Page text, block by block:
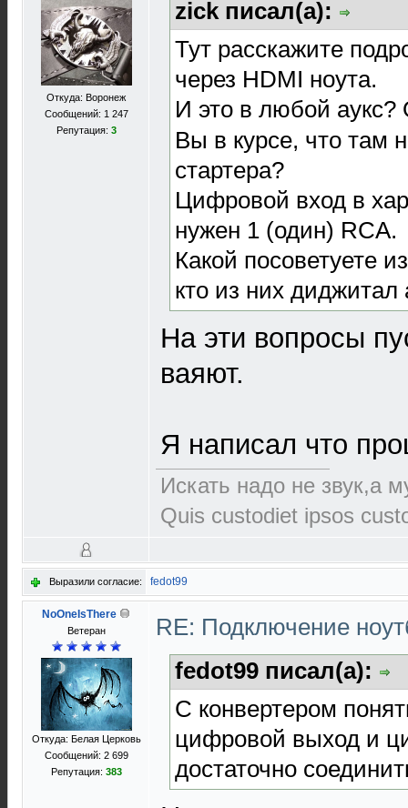
Откуда: Воронеж
Сообщений: 1 247
Репутация: 3
zick писал(а):
Тут расскажите
через HDMI ноута.
И это в любой
Вы в курсе, что там
стартера?
Цифровой вход в
нужен 1 (один) RCA.
Какой посоветуете
кто из них диджитал
На эти вопросы
ваяют.
Я написал что
Искать надо не звук,а
Quis custodiet ipsos
Выразили согласие: fedot99
NoOneIsThere
Ветеран
Откуда: Белая Церковь
Сообщений: 2 699
Репутация: 383
RE: Подключение
fedot99 писал(а):
С конвертером
цифровой выход и
достаточно